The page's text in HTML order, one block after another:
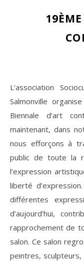
L’association Socioculturelle et Sportive de Servaville-
Salmonville
Biennale d’art
maintenant, dans
nous efforçons à
public de toute la
l’expression
liberté
différentes
d’aujourd’hui,
rapprochement de
salon. Ce salon
peintres,